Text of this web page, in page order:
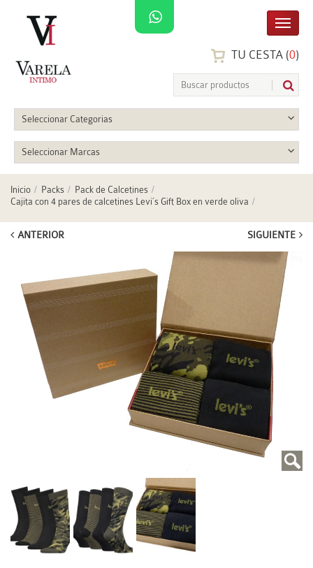
TU CESTA (0)
Seleccionar Categorias
Seleccionar Marcas
Inicio Packs
Pack de Calcetines
Cajita con 4 pares de calcetines Levi´s Gift Box en verde oliva
ANTERIOR SIGUIENTE